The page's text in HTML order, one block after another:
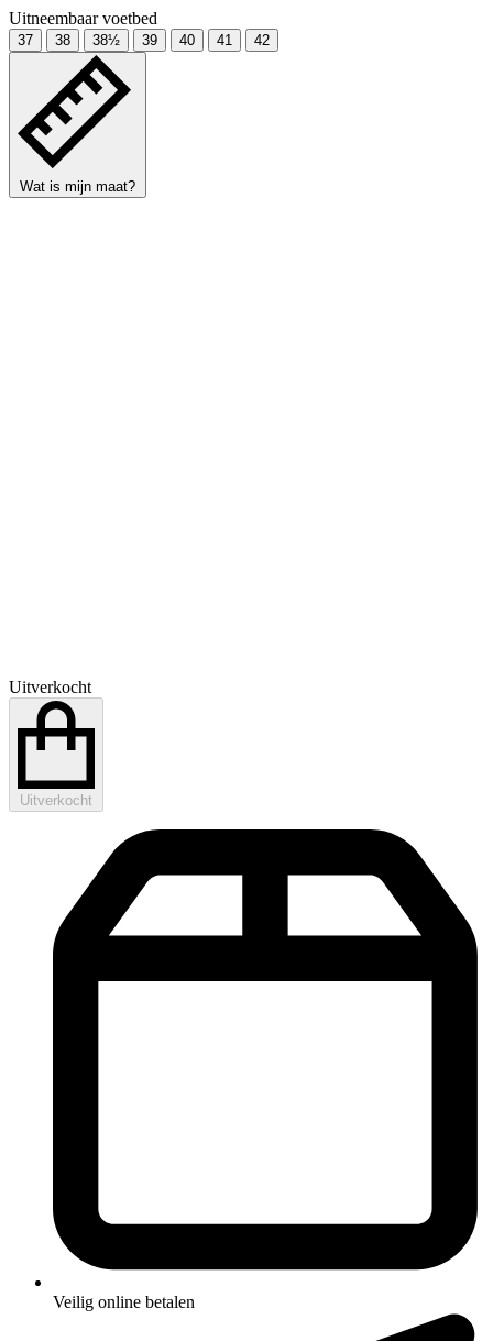
Uitneembaar voetbed
37 38 38½ 39 40 41 42
Wat is mijn maat?
Uitverkocht
Uitverkocht
Veilig online betalen